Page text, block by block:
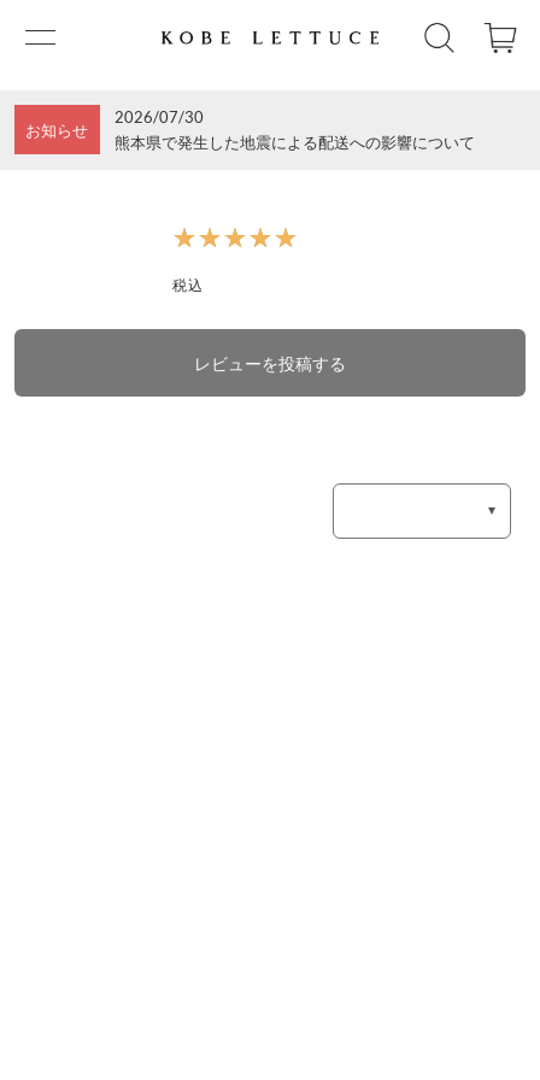
お知らせ
2026/07/30
熊本県で発生した地震による配送への影響について
★★★★★
★★★★★
税込
レビューを投稿する